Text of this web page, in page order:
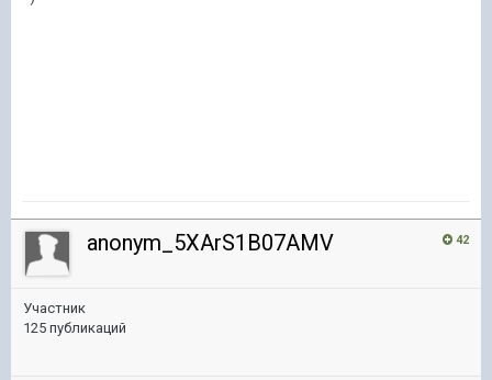
42
anonym_5XArS1B07AMV
Участник
125 публикаций